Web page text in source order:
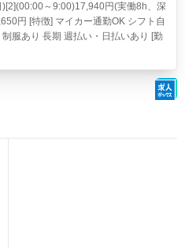
～9:00)17,940円(実働8h、深
円 [特徴] マイカー通勤OK シフト自
服あり 長期 週払い・日払いあり [勤